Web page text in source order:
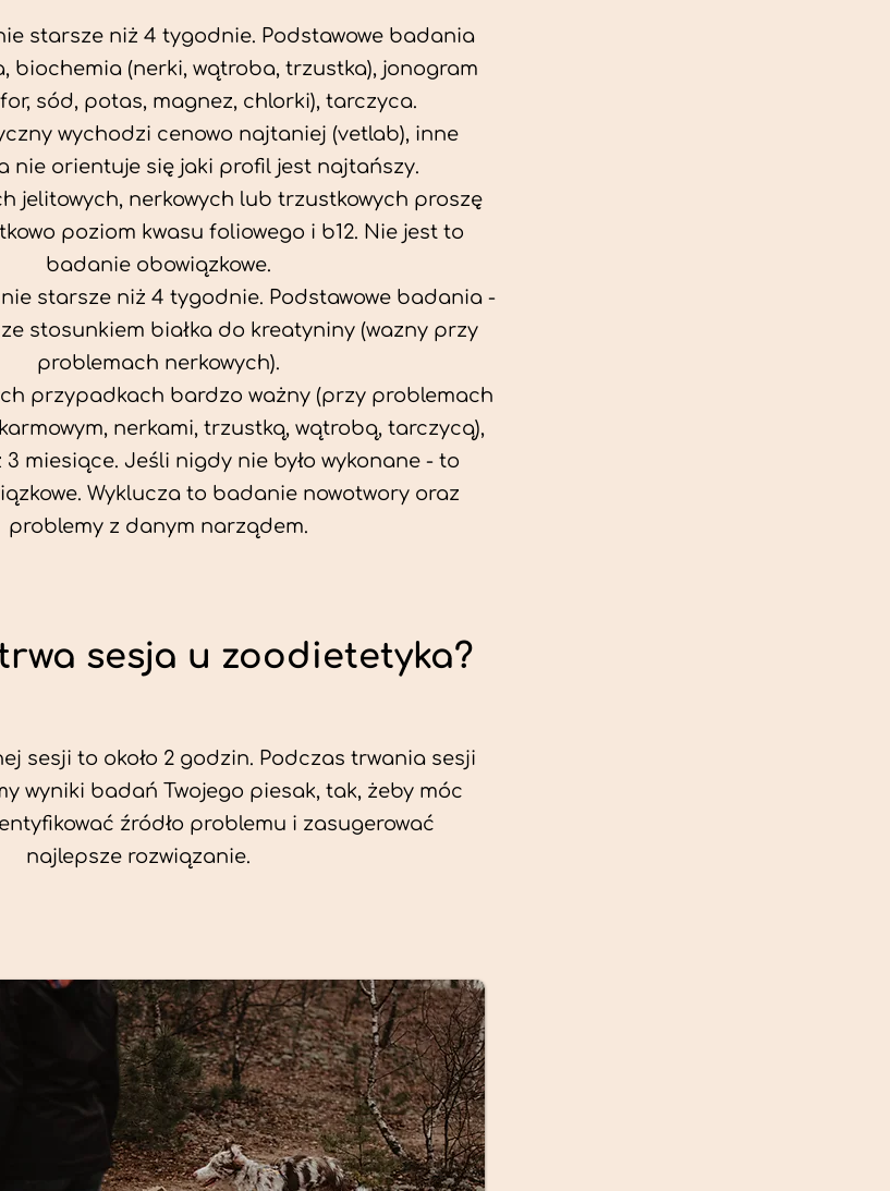
starsze niż 4 tygodnie. Podstawowe badania
biochemia (nerki, wątroba, trzustka), jonogram
sód, potas, magnez, chlorki), tarczyca.
wychodzi cenowo najtaniej (vetlab), inne
nie orientuje się jaki profil jest najtańszy.
jelitowych, nerkowych lub trzustkowych proszę
poziom kwasu foliowego i b12. Nie jest to
badanie obowiązkowe.
starsze niż 4 tygodnie. Podstawowe badania -
stosunkiem białka do kreatyniny (wazny przy
problemach nerkowych).
przypadkach bardzo ważny (przy problemach
nerkami, trzustką, wątrobą, tarczycą),
miesiące. Jeśli nigdy nie było wykonane - to
Wyklucza to badanie nowotwory oraz
problemy z danym narządem.
sesja u zoodietetyka?
sesji to około 2 godzin. Podczas trwania sesji
wyniki badań Twojego piesak, tak, żeby móc
źródło problemu i zasugerować
najlepsze rozwiązanie.